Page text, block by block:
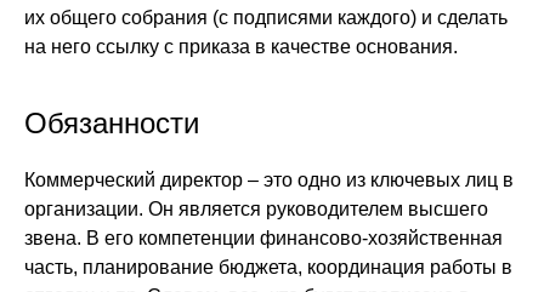
их общего собрания (с подписями каждого) и сделать
на него ссылку с приказа в качестве основания.
Обязанности
Коммерческий директор – это одно из ключевых лиц в
организации. Он является руководителем высшего
звена. В его компетенции финансово-хозяйственная
часть, планирование бюджета, координация работы в